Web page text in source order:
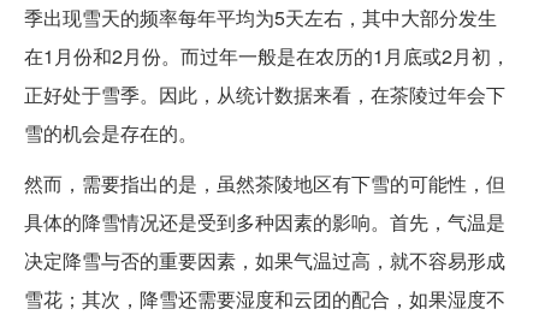
季出现雪天的频率每年平均为5天左右，其中大部分发生
在1月份和2月份。而过年一般是在农历的1月底或2月初，
正好处于雪季。因此，从统计数据来看，在茶陵过年会下
雪的机会是存在的。
然而，需要指出的是，虽然茶陵地区有下雪的可能性，但
具体的降雪情况还是受到多种因素的影响。首先，气温是
决定降雪与否的重要因素，如果气温过高，就不容易形成
雪花；其次，降雪还需要湿度和云团的配合，如果湿度不